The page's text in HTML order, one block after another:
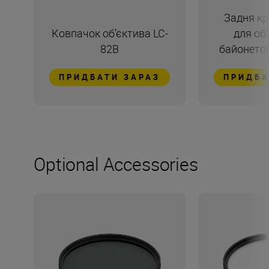
Ковпачок об’єктива LC-
82B
ПРИДБАТИ ЗАРАЗ
Задня
для
Optional Accessories